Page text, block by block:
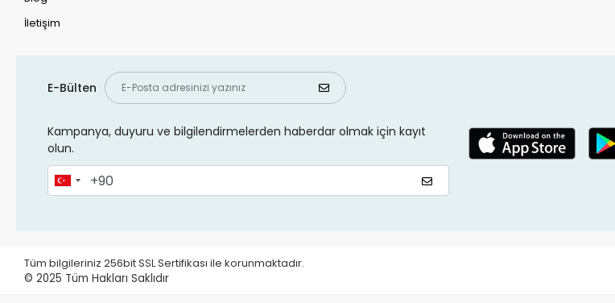
İletişim
E-Bülten
Kampanya, duyuru ve bilgilendirmelerden haberdar olmak için kayıt
olun.
Tüm bilgileriniz 256bit SSL Sertifikası ile korunmaktadır.
© 2025 Tüm Hakları Saklıdır